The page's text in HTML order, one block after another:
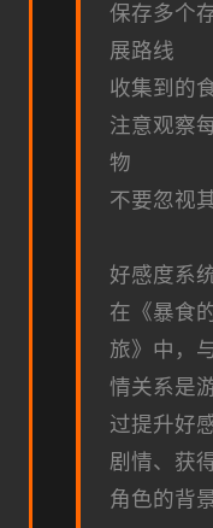
保存多个
展路线
收集到的
注意观察
物
不要忽视
好感度系
在《暴食
旅》中，
情关系是
过提升好
剧情、获
角色的背